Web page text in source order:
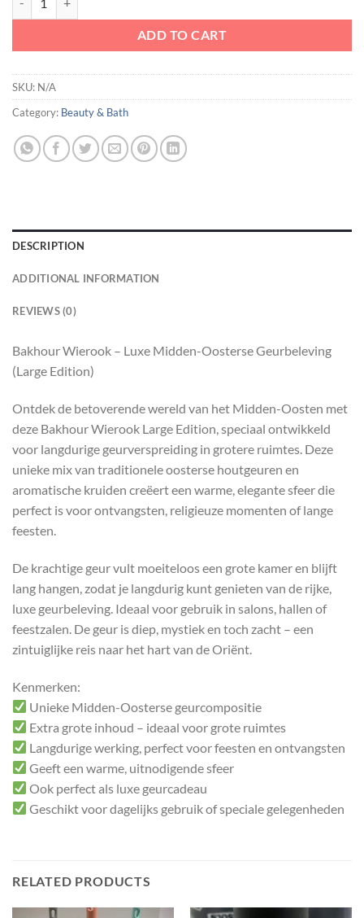
ADD TO CART
SKU: N/A
Category: Beauty & Bath
DESCRIPTION
ADDITIONAL INFORMATION
REVIEWS (0)
Bakhour Wierook – Luxe Midden-Oosterse Geurbeleving
(Large Edition)
Ontdek de betoverende wereld van het Midden-Oosten met
deze Bakhour Wierook Large Edition, speciaal ontwikkeld
voor langdurige geurverspreiding in grotere ruimtes. Deze
unieke mix van traditionele oosterse houtgeuren en
aromatische kruiden creëert een warme, elegante sfeer die
perfect is voor ontvangsten, religieuze momenten of lange
feesten.
De krachtige geur vult moeiteloos een grote kamer en blijft
lang hangen, zodat je langdurig kunt genieten van de rijke,
luxe geurbeleving. Ideaal voor gebruik in salons, hallen of
feestzalen. De geur is diep, mystiek en toch zacht – een
zintuiglijke reis naar het hart van de Oriënt.
Kenmerken:
Unieke Midden-Oosterse geurcompositie
Extra grote inhoud – ideaal voor grote ruimtes
Langdurige werking, perfect voor feesten en ontvangsten
Geeft een warme, uitnodigende sfeer
Ook perfect als luxe geurcadeau
Geschikt voor dagelijks gebruik of speciale gelegenheden
RELATED PRODUCTS